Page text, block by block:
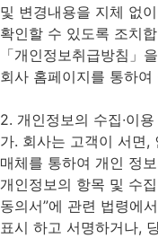
및 변경내용을 지체 없
확인할 수 있도록 조치
「개인정보취급방침」
회사 홈페이지를 통하여
2. 개인정보의 수집∙이
가. 회사는 고객이 서면,
매체를 통하여 개인 정
개인정보의 항목 및 수
동의서”에 관련 법령에
표시 하고 서명하거나,